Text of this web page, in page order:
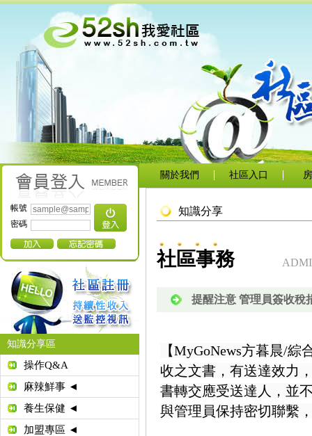
帳號
密碼
知識分享區
操作Q&A
麻辣鮮事 ◄
養生保健 ◄
加盟專區 ◄
關於我們 社區入口
知識分享
社區事務
提醒注意 管理員簽收稅
【MyGoNews方暮晨/
收之文書，有送達效力
書轉交應受送達人，並
與管理員保持密切聯繫